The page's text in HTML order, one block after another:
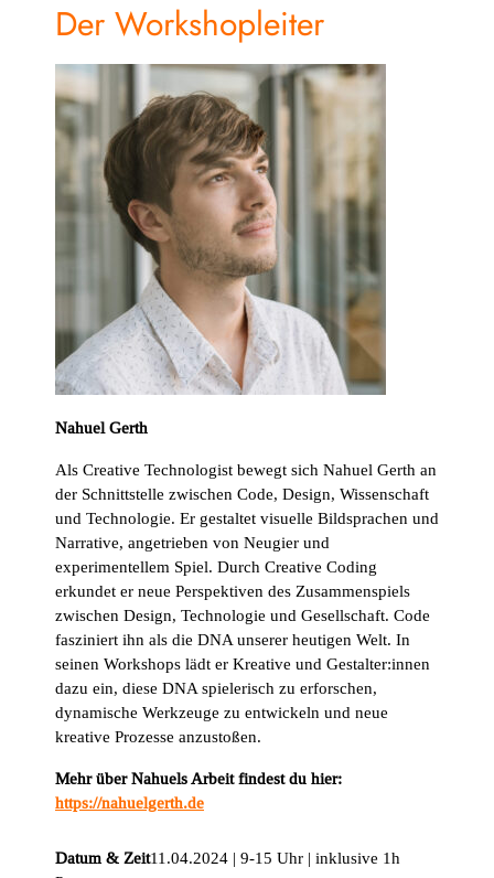
Der Workshopleiter
Nahuel Gerth
Als Creative Technologist bewegt sich Nahuel Gerth an
der Schnittstelle zwischen Code, Design, Wissenschaft
und Technologie. Er gestaltet visuelle Bildsprachen und
Narrative, angetrieben von Neugier und
experimentellem Spiel. Durch Creative Coding
erkundet er neue Perspektiven des Zusammenspiels
zwischen Design, Technologie und Gesellschaft. Code
fasziniert ihn als die DNA unserer heutigen Welt. In
seinen Workshops lädt er Kreative und Gestalter:innen
dazu ein, diese DNA spielerisch zu erforschen,
dynamische Werkzeuge zu entwickeln und neue
kreative Prozesse anzustoßen.
Mehr über Nahuels Arbeit findest du hier:
https://nahuelgerth.de
Datum & Zeit11.04.2024 | 9-15 Uhr | inklusive 1h